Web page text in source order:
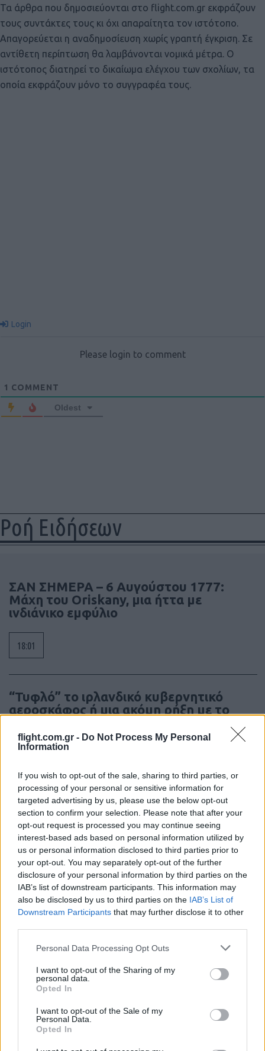
flight.com.gr - Do Not Process My Personal
Information
If you wish to opt-out of the sale, sharing to third parties, or
processing of your personal or sensitive information for
targeted advertising by us, please use the below opt-out
section to confirm your selection. Please note that after your
opt-out request is processed you may continue seeing
interest-based ads based on personal information utilized by
us or personal information disclosed to third parties prior to
your opt-out. You may separately opt-out of the further
disclosure of your personal information by third parties on the
IAB’s list of downstream participants. This information may
also be disclosed by us to third parties on the IAB’s List of
Downstream Participants that may further disclose it to other
Please note that this website/app uses one or more Google
not limited to your visit or usage behaviour. You may click to
grant or deny consent to Google and its third-party tags to
use your data for below specified purposes in below Google
consent section.
Personal Data Processing Opt Outs
I want to opt-out of the Sharing of my
personal data.
Opted In
I want to opt-out of the Sale of my
Personal Data.
Opted In
Ροή Ειδήσεων
ΣΑΝ ΣΗΜΕΡΑ – 6 Αυγούστου 1777:
Μάχη του Oriskany, μια ήττα με
ινδιάνικο εμφύλιο
18:01
“Τυφλό” το ιρλανδικό κυβερνητικό
αεροσκάφος ή μια ακόμη ρήξη με το
Μόναχο: Ισόβια στον 25χρονο Αφγανό
για τη φονική επίθεση σε διαδήλωση
16:30
Στην Ουκρανία ο Βρετανός υπουργός
Άμυνας για επιτάχυνση της στήριξης
Ιούλιο με 2 εκατομμύρια επιβάτες
Τα άρθρα που δημοσιεύονται στο flight.com.gr εκφράζουν
τους συντάκτες τους κι όχι απαραίτητα τον ιστότοπο.
Απαγορεύεται η αναδημοσίευση χωρίς γραπτή έγκριση. Σε
αντίθετη περίπτωση θα λαμβάνονται νομικά μέτρα. Ο
ιστότοπος διατηρεί το δικαίωμα ελέγχου των σχολίων, τα
οποία εκφράζουν μόνο το συγγραφέα τους.
Login
Please login to comment
1 COMMENT
Oldest